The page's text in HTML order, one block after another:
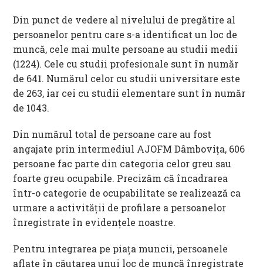
Din punct de vedere al nivelului de pregătire al
persoanelor pentru care s-a identificat un loc de
muncă, cele mai multe persoane au studii medii
(1224). Cele cu studii profesionale sunt în număr
de 641. Numărul celor cu studii universitare este
de 263, iar cei cu studii elementare sunt în număr
de 1043.
Din numărul total de persoane care au fost
angajate prin intermediul AJOFM Dâmbovița, 606
persoane fac parte din categoria celor greu sau
foarte greu ocupabile. Precizăm că încadrarea
într-o categorie de ocupabilitate se realizează ca
urmare a activităţii de profilare a persoanelor
înregistrate în evidenţele noastre.
Pentru integrarea pe piaţa muncii, persoanele
aflate în căutarea unui loc de muncă înregistrate